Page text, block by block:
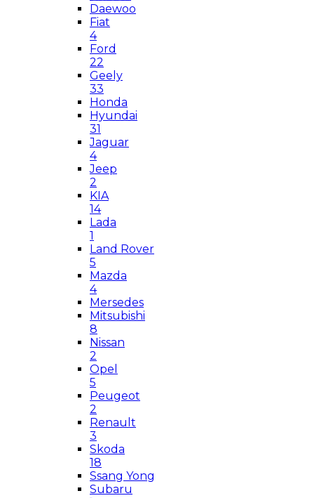
Daewoo
Fiat
4
Ford
22
Geely
33
Honda
Hyundai
31
Jaguar
4
Jeep
2
KIA
14
Lada
1
Land Rover
5
Mazda
4
Mersedes
Mitsubishi
8
Nissan
2
Opel
5
Peugeot
2
Renault
3
Skoda
18
Ssang Yong
Subaru